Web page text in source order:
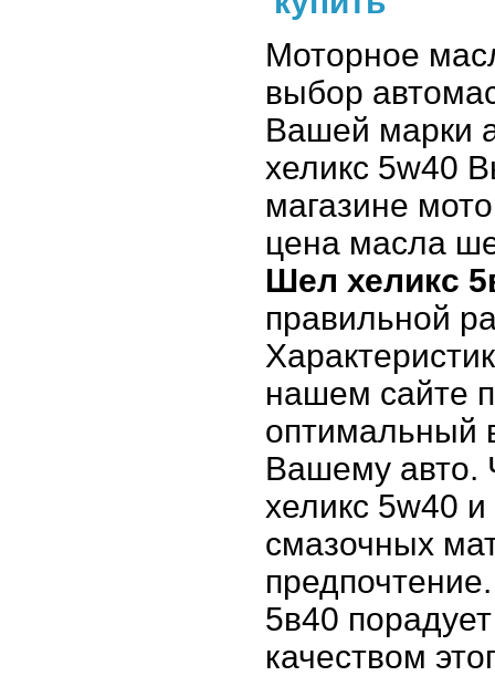
Моторное
выбор
Вашей марки
хеликс 5w40
магазине
цена масла
Шел хеликс
правильной
нашем сайте
оптимальный
Вашему авто.
хеликс 5w40
смазочных
5в40
качеством